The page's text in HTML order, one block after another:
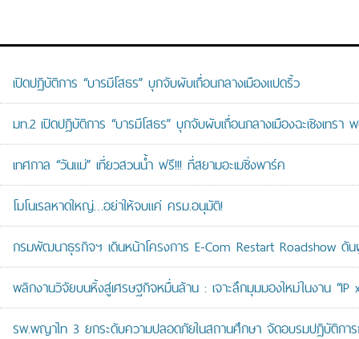
เปิดปฏิบัติการ “บารมีโสธร” บุกจับผับเถื่อนกลางเมืองแปดริ้ว
มท.2 เปิดปฏิบัติการ “บารมีโสธร” บุกจับผับเถื่อนกลางเมืองฉะเชิงเท
เทศกาล “วันแม่” เที่ยวสวนน้ำ ฟรี!!! ที่สยามอะเมซิ่งพาร์ค
โมโนเรลหาดใหญ่…อย่าให้จบแค่ ครม.อนุมัติ!
กรมพัฒนาธุรกิจฯ เดินหน้าโครงการ E-Com Restart Roadshow ดั
พลิกงานวิจัยบนหิ้งสู่เศรษฐกิจหมื่นล้าน : เจาะลึกมุมมองใหม่ในงาน “IP
รพ.พญาไท 3 ยกระดับความปลอดภัยในสถานศึกษา จัดอบรมปฏิบัติกา